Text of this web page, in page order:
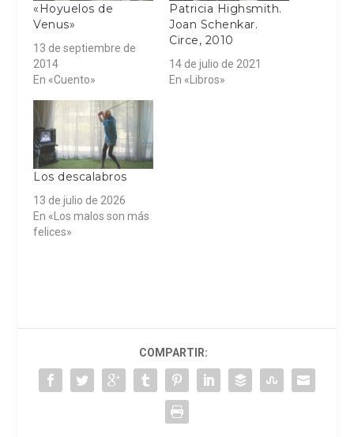
«Hoyuelos de
Venus»
13 de septiembre de
2014
En «Cuento»
Patricia Highsmith.
Joan Schenkar.
Circe, 2010
14 de julio de 2021
En «Libros»
Los descalabros
13 de julio de 2026
En «Los malos son más
felices»
COMPARTIR: